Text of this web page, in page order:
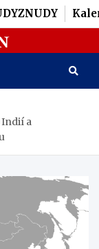
Indií a